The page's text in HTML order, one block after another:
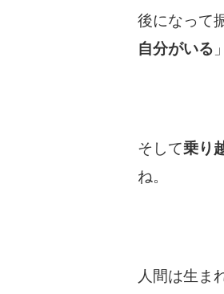
後になって
自分がいる
そして乗り
ね。
人間は生ま